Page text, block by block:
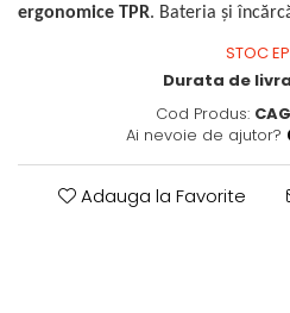
Instalații sanitare
Mașină de tocat carne
Mori electrice
Oale și vase de gătit
Perne
ergonomice TPR. Bateria și
STOC
Durata de
Cod Produs:
Ai nevoie de ajutor?
Adauga la Favorite